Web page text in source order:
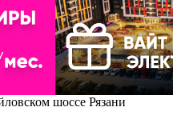
шоссе Рязани